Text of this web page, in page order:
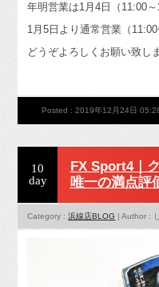
年明営業は1月4日（11:00～
1月5日より通常営業（
どうぞよろしくお願い致し
Posted : 2019年12月24日
10
day
FX Sport4｜
唯一の満点評
Category :浜線店BLOG | Author :